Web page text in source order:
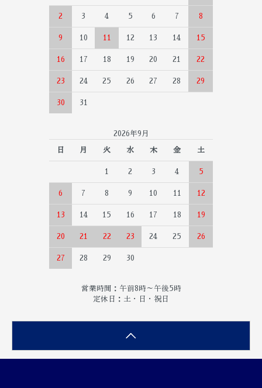
2 3 4 5 6 7 8
9 10 11 12 13 14 15
16 17 18 19 20 21 22
23 24 25 26 27 28 29
30 31
2026年9月
日 月 火 水 木 金 土
1 2 3 4 5
6 7 8 9 10 11 12
13 14 15 16 17 18 19
20 21 22 23 24 25 26
27 28 29 30
営業時間：午前8時～午後5時
定休日：土・日・祝日